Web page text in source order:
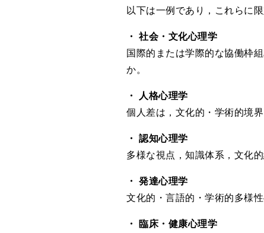
以下は一例であり，これらに
・ 社会・文化心理学
国際的または学際的な協働枠
か。
・ 人格心理学
個人差は，文化的・学術的境
・ 認知心理学
多様な視点，知識体系，文化
・ 発達心理学
文化的・言語的・学術的多様
・ 臨床・健康心理学